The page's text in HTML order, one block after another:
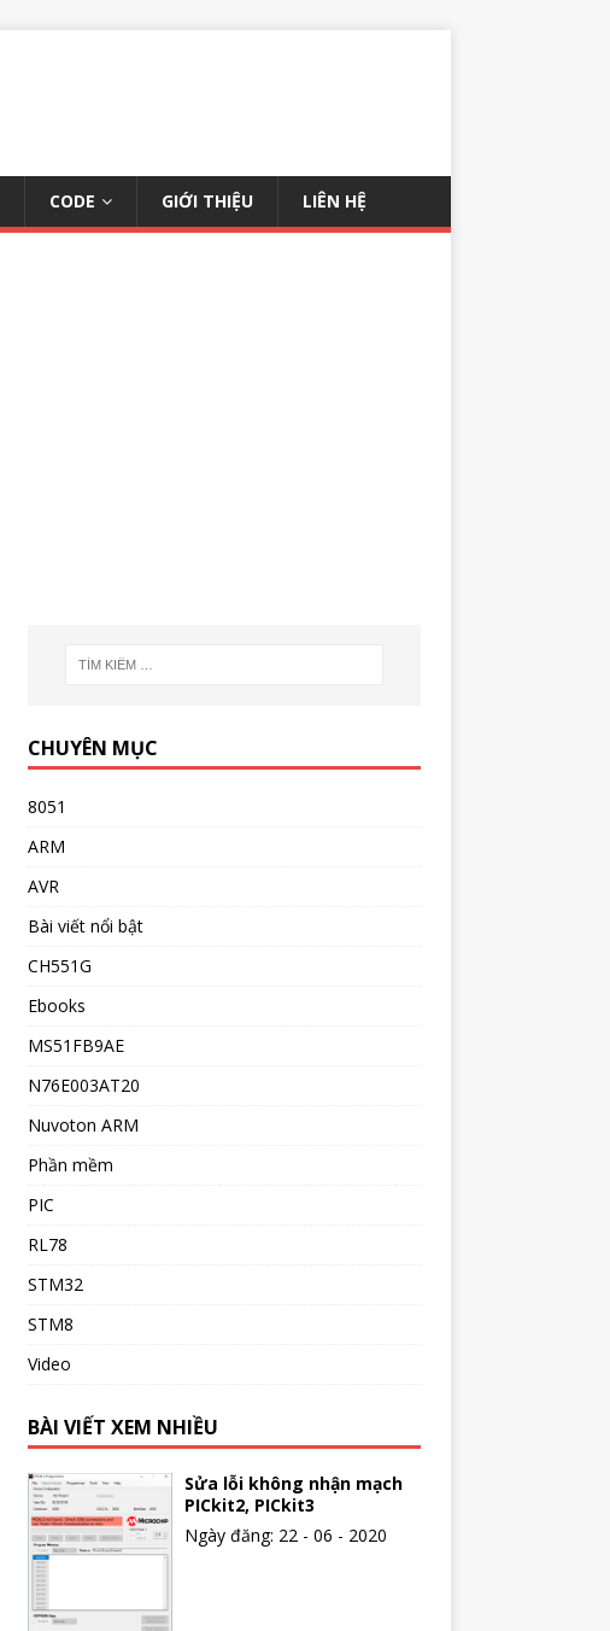
CODE GIỚI THIỆU LIÊN HỆ
CHUYÊN MỤC
8051
ARM
AVR
Bài viết nổi bật
CH551G
Ebooks
MS51FB9AE
N76E003AT20
Nuvoton ARM
Phần mềm
PIC
RL78
STM32
STM8
Video
BÀI VIẾT XEM NHIỀU
Sửa lỗi không nhận mạch
PICkit2, PICkit3
Ngày đăng: 22 - 06 - 2020